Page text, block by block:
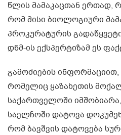
წლის მამაკაცთან ერთად,
რომ მისი ბიოლოგიური
პროკურატურის
დნმ-ის ექსპერტიზამ ეს
გამოძიების ინფორმაციით,
რომელიც ყაზახეთის
საქართველოში
საელჩოში დატოვა
რომ ბავშვის დატოვება